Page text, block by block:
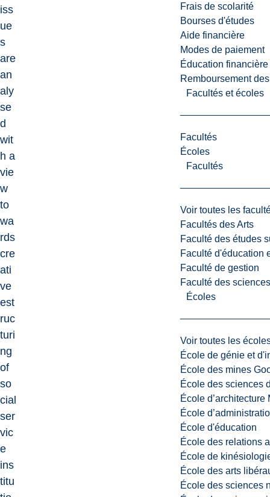
Frais de scolarité
Bourses d'études
Aide financière
Modes de paiement
Éducation financière
Remboursement
Facultés et écoles
Facultés
Écoles
Facultés
Voir toutes les
Facultés des Arts
Faculté des études
Faculté d'éducation
Faculté de gestion
Faculté des
Écoles
Voir toutes les
École de génie et
École des mines
École des sciences
École d’architecture
École
École d'éducation
École des relations
École de
École des arts
École des sciences
iss
ue
s
are
an
aly
se
d
wit
h a
vie
w
to
wa
rds
cre
ati
ve
est
ruc
turi
ng
of
so
cial
ser
vic
e
ins
titu